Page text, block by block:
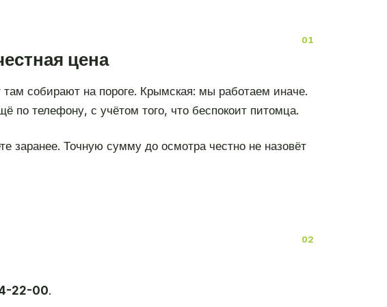
цена
собирают на пороге. Крымская: мы работаем иначе.
по телефону, с учётом того, что беспокоит питомца.
заранее. Точную сумму до осмотра честно не назовёт
22-00.